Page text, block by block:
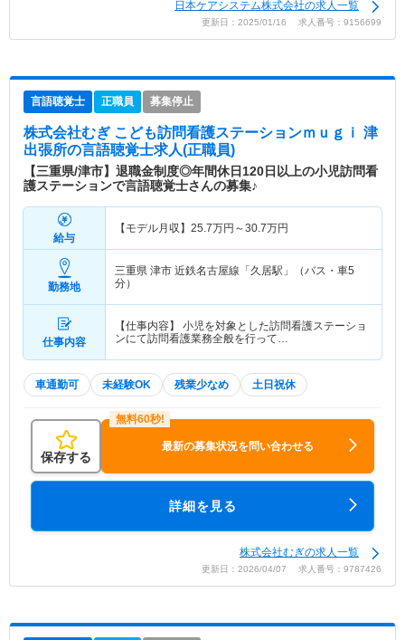
日本ケアシステム株式会社の求人一覧
更新日：2025/01/16 求人番号：9156699
言語聴覚士 正職員 募集停止
株式会社むぎ こども訪問看護ステーションｍｕｇｉ 津
出張所の言語聴覚士求人(正職員)
【三重県/津市】退職金制度◎年間休日120日以上の小児訪問看
護ステーションで言語聴覚士さんの募集♪
給与
【モデル月収】 25.7万円～30.7万円
勤務地
三重県 津市 近鉄名古屋線「久居駅」（バス・車5
分）
仕事内容
【仕事内容】 小児を対象とした訪問看護ステーショ
ンにて訪問看護業務全般を行って…
車通勤可 未経験OK 残業少なめ 土日祝休
保存する
最新の募集状況を問い合わせる
詳細を見る
株式会社むぎの求人一覧
更新日：2026/04/07 求人番号：9787426